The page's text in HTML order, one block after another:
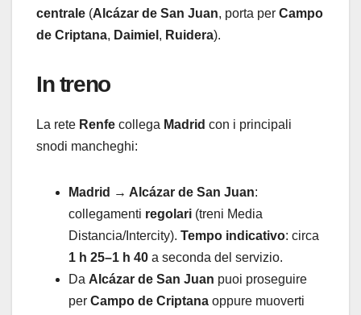
centrale (Alcázar de San Juan, porta per Campo
de Criptana, Daimiel , Ruidera).
In treno
La rete Renfe collega Madrid con i principali
snodi mancheghi:
Madrid → Alcázar de San Juan:
collegamenti regolari (treni Media
Distancia/Intercity). Tempo indicativo: circa
1 h 25–1 h 40 a seconda del servizio.
Da Alcázar de San Juan puoi proseguire
per Campo de Criptana oppure muoverti